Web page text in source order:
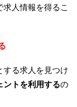
人情報を得るこ
する求人を見つけ
ントを利用するの